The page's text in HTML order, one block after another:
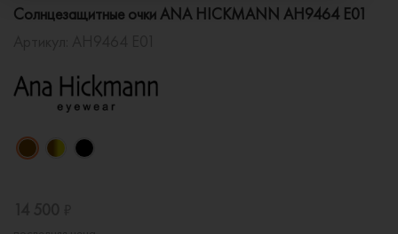
Солнцезащитные очки ANA HICKMANN AH9464 E01